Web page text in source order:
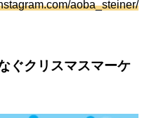
aoba_steiner/
ぐクリスマスマーケ